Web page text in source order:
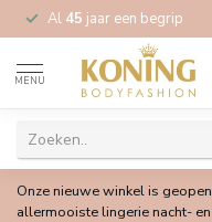
Al 45 jaar een begrip
MENU
Onze nieuwe winkel is
allermooiste lingerie nacht-